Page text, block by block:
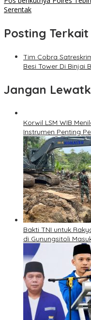
Serentak
Posting Terkait
Tim Cobra
Besi Tower Di Binjai
Jangan
Korwil LSM WIB
Instrumen Penting
Bakti TNI untuk
di Gunungsitoli